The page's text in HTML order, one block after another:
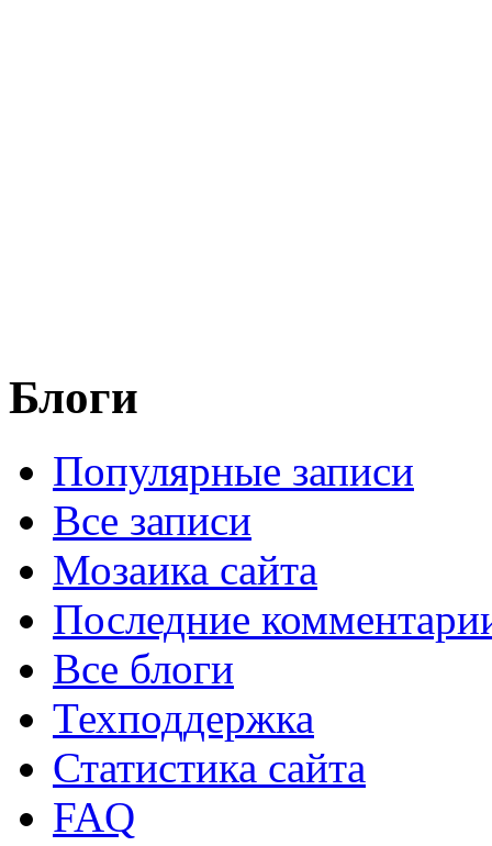
Блоги
Популярные записи
Все записи
Мозаика сайта
Последние
Все блоги
Техподдержка
Статистика сайта
FAQ